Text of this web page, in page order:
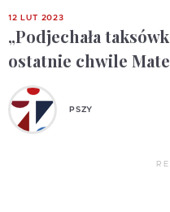
12 LUT 2023
„Podjechała
ostatnie chwile
PSZY